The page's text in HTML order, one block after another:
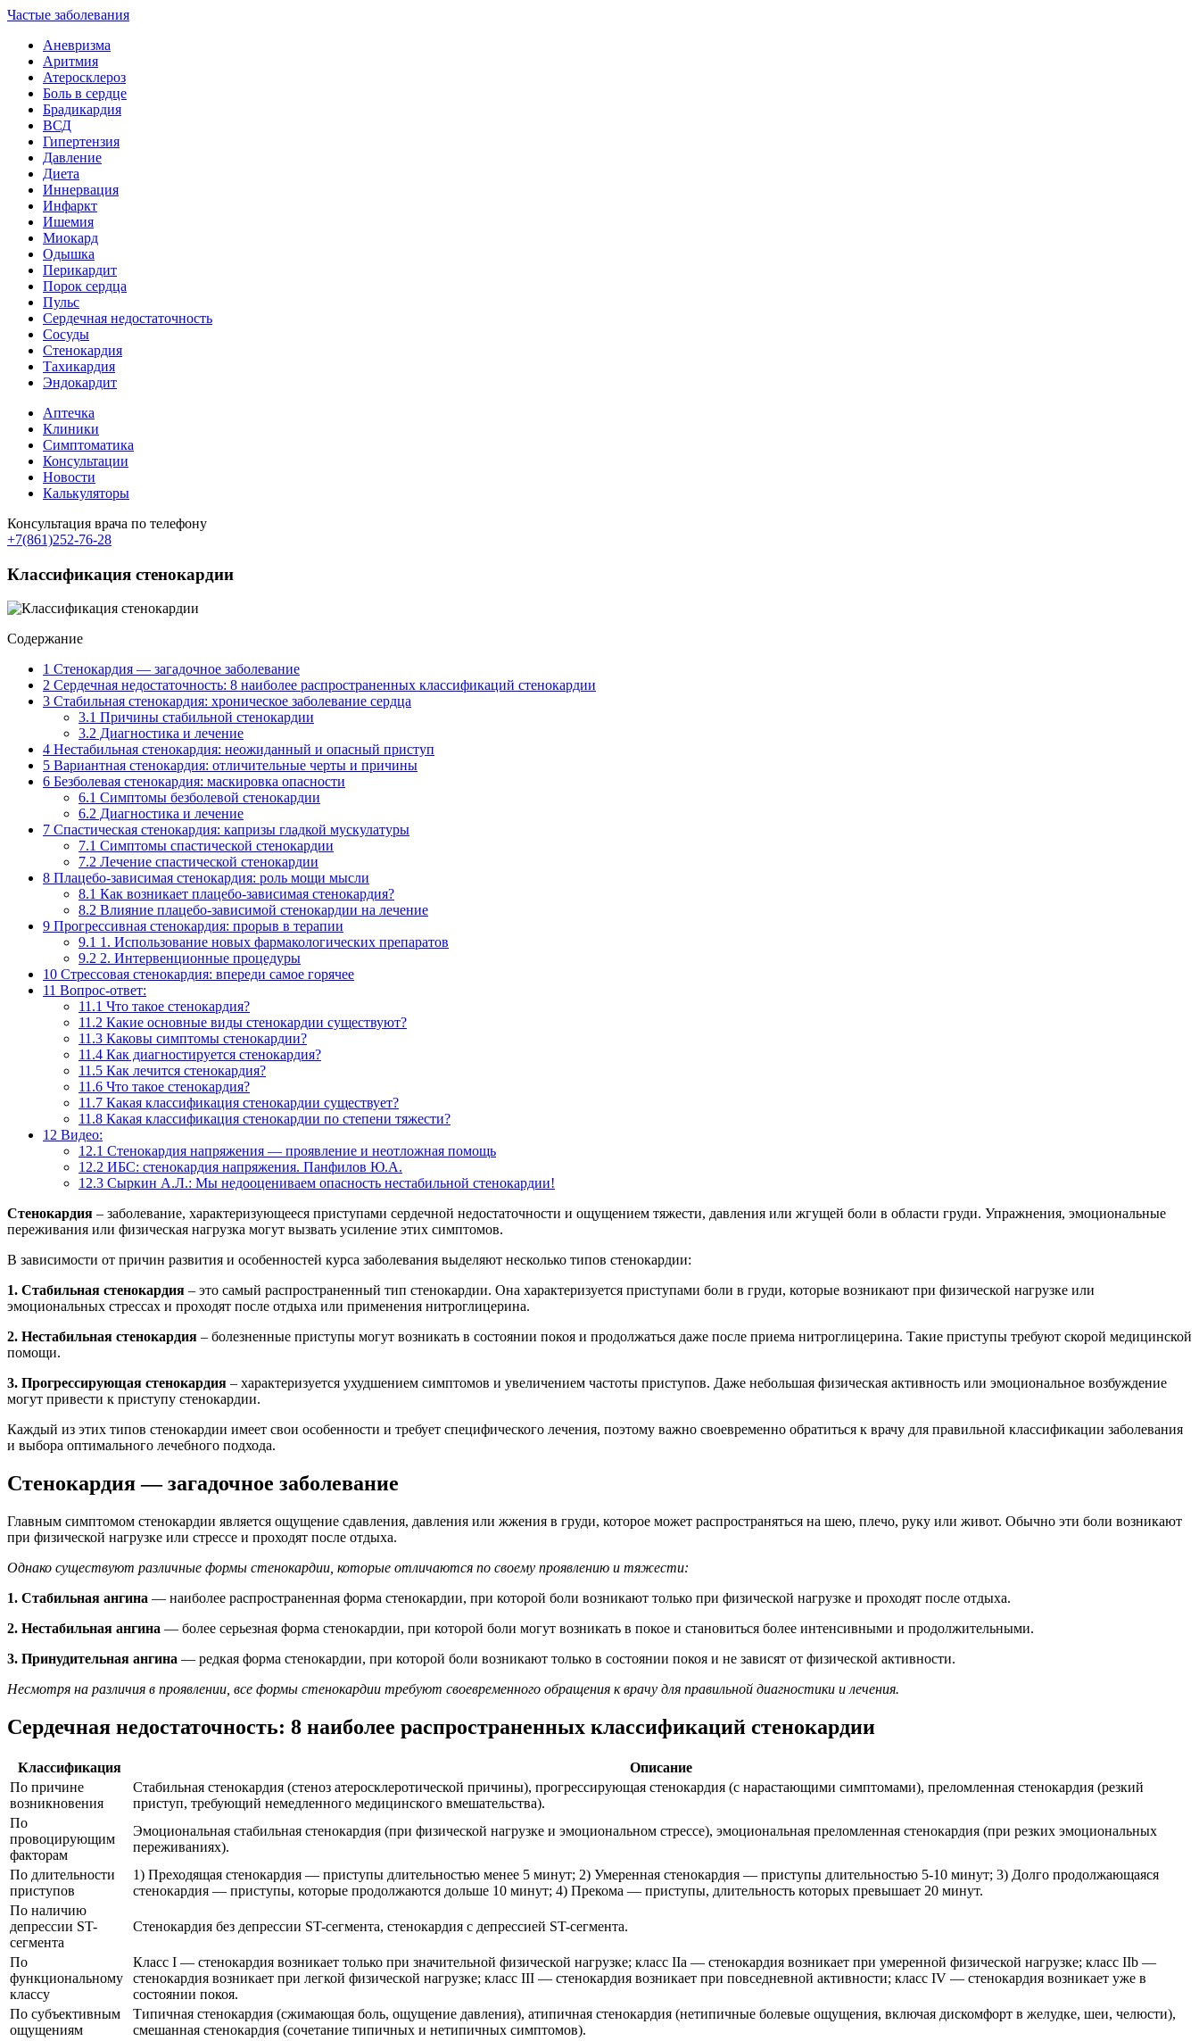
Частые заболевания
Аневризма
Аритмия
Атеросклероз
Боль в сердце
Брадикардия
ВСД
Гипертензия
Давление
Диета
Иннервация
Инфаркт
Ишемия
Миокард
Одышка
Перикардит
Порок сердца
Пульс
Сердечная недостаточность
Сосуды
Стенокардия
Тахикардия
Эндокардит
Аптечка
Клиники
Симптоматика
Консультации
Новости
Калькуляторы
Консультация врача по телефону
+7(861)252-76-28
Классификация стенокардии
Содержание
1 Стенокардия — загадочное заболевание
2 Сердечная недостаточность: 8 наиболее распространенных классификаций стенокардии
3 Стабильная стенокардия: хроническое заболевание сердца
3.1 Причины стабильной стенокардии
3.2 Диагностика и лечение
4 Нестабильная стенокардия: неожиданный и опасный приступ
5 Вариантная стенокардия: отличительные черты и причины
6 Безболевая стенокардия: маскировка опасности
6.1 Симптомы безболевой стенокардии
6.2 Диагностика и лечение
7 Спастическая стенокардия: капризы гладкой мускулатуры
7.1 Симптомы спастической стенокардии
7.2 Лечение спастической стенокардии
8 Плацебо-зависимая стенокардия: роль мощи мысли
8.1 Как возникает плацебо-зависимая стенокардия?
8.2 Влияние плацебо-зависимой стенокардии на лечение
9 Прогрессивная стенокардия: прорыв в терапии
9.1 1. Использование новых фармакологических препаратов
9.2 2. Интервенционные процедуры
10 Стрессовая стенокардия: впереди самое горячее
11 Вопрос-ответ:
11.1 Что такое стенокардия?
11.2 Какие основные виды стенокардии существуют?
11.3 Каковы симптомы стенокардии?
11.4 Как диагностируется стенокардия?
11.5 Как лечится стенокардия?
11.6 Что такое стенокардия?
11.7 Какая классификация стенокардии существует?
11.8 Какая классификация стенокардии по степени тяжести?
12 Видео:
12.1 Стенокардия напряжения — проявление и неотложная помощь
12.2 ИБС: стенокардия напряжения. Панфилов Ю.А.
12.3 Сыркин А.Л.: Мы недооцениваем опасность нестабильной стенокардии!
Стенокардия – заболевание, характеризующееся приступами сердечной недостаточности и ощущением тяжести, давления или жгущей боли в области груди. Упражнения, эмоциональные
переживания или физическая нагрузка могут вызвать усиление этих симптомов.
В зависимости от причин развития и особенностей курса заболевания выделяют несколько типов стенокардии:
1. Стабильная стенокардия – это самый распространенный тип стенокардии. Она характеризуется приступами боли в груди, которые возникают при физической нагрузке или
эмоциональных стрессах и проходят после отдыха или применения нитроглицерина.
2. Нестабильная стенокардия – болезненные приступы могут возникать в состоянии покоя и продолжаться даже после приема нитроглицерина. Такие приступы требуют скорой медицинской
помощи.
3. Прогрессирующая стенокардия – характеризуется ухудшением симптомов и увеличением частоты приступов. Даже небольшая физическая активность или эмоциональное возбуждение
могут привести к приступу стенокардии.
Каждый из этих типов стенокардии имеет свои особенности и требует специфического лечения, поэтому важно своевременно обратиться к врачу для правильной классификации заболевания
и выбора оптимального лечебного подхода.
Стенокардия — загадочное заболевание
Главным симптомом стенокардии является ощущение сдавления, давления или жжения в груди, которое может распространяться на шею, плечо, руку или живот. Обычно эти боли возникают
при физической нагрузке или стрессе и проходят после отдыха.
Однако существуют различные формы стенокардии, которые отличаются по своему проявлению и тяжести:
1. Стабильная ангина — наиболее распространенная форма стенокардии, при которой боли возникают только при физической нагрузке и проходят после отдыха.
2. Нестабильная ангина — более серьезная форма стенокардии, при которой боли могут возникать в покое и становиться более интенсивными и продолжительными.
3. Принудительная ангина — редкая форма стенокардии, при которой боли возникают только в состоянии покоя и не зависят от физической активности.
Несмотря на различия в проявлении, все формы стенокардии требуют своевременного обращения к врачу для правильной диагностики и лечения.
Сердечная недостаточность: 8 наиболее распространенных классификаций стенокардии
Классификация
Описание
По причине
возникновения
Стабильная стенокардия (стеноз атеросклеротической причины), прогрессирующая стенокардия (с нарастающими симптомами), преломленная стенокардия (резкий
приступ, требующий немедленного медицинского вмешательства).
По
провоцирующим
факторам
Эмоциональная стабильная стенокардия (при физической нагрузке и эмоциональном стрессе), эмоциональная преломленная стенокардия (при резких эмоциональных
переживаниях).
По длительности
приступов
1) Преходящая стенокардия — приступы длительностью менее 5 минут; 2) Умеренная стенокардия — приступы длительностью 5-10 минут; 3) Долго продолжающаяся
стенокардия — приступы, которые продолжаются дольше 10 минут; 4) Прекома — приступы, длительность которых превышает 20 минут.
По наличию
депрессии ST-
сегмента
Стенокардия без депрессии ST-сегмента, стенокардия с депрессией ST-сегмента.
По
функциональному
классу
Класс I — стенокардия возникает только при значительной физической нагрузке; класс IIa — стенокардия возникает при умеренной физической нагрузке; класс IIb —
стенокардия возникает при легкой физической нагрузке; класс III — стенокардия возникает при повседневной активности; класс IV — стенокардия возникает уже в
состоянии покоя.
По субъективным
ощущениям
Типичная стенокардия (сжимающая боль, ощущение давления), атипичная стенокардия (нетипичные болевые ощущения, включая дискомфорт в желудке, шеи, челюсти),
смешанная стенокардия (сочетание типичных и нетипичных симптомов).